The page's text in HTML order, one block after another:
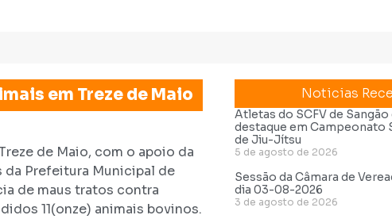
em Treze de Maio
de Maio, com o apoio da
Prefeitura Municipal de
de maus tratos contra
11(onze) animais bovinos.
Noticias
Atletas do SCFV de
destaque em Campeonato
de Jiu-Jítsu
5 de agosto de 2026
Sessão da Câmara de
dia 03-08-2026
3 de agosto de 2026